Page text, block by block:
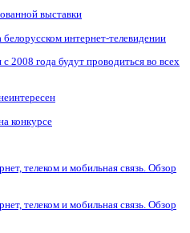
выставки
интернет-телевидении
2008 года будут проводиться во всех
конкурсе
телеком и мобильная связь. Обзор
телеком и мобильная связь. Обзор